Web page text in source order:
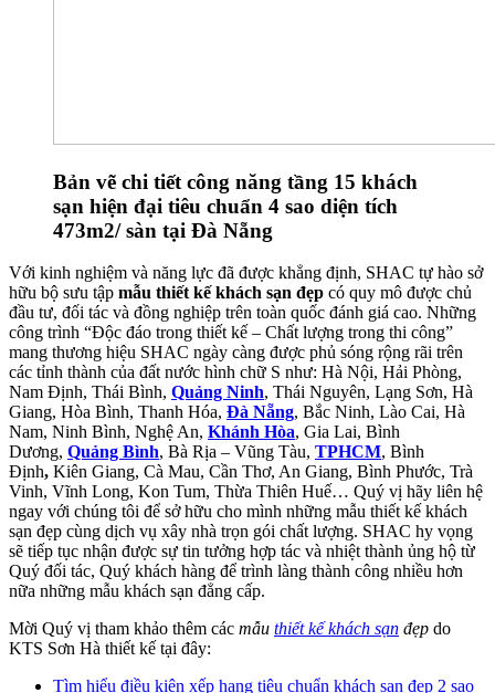
Bản vẽ chi tiết công năng tầng 15 khách
sạn hiện đại tiêu chuẩn 4 sao diện tích
473m2/ sàn tại Đà Nẵng
Với kinh nghiệm và năng lực đã được khẳng định, SHAC tự hào sở
hữu bộ sưu tập mẫu thiết kế khách sạn đẹp có quy mô được chủ
đầu tư, đối tác và đồng nghiệp trên toàn quốc đánh giá cao. Những
công trình “Độc đáo trong thiết kế – Chất lượng trong thi công”
mang thương hiệu SHAC ngày càng được phủ sóng rộng rãi trên
các tỉnh thành của đất nước hình chữ S như: Hà Nội, Hải Phòng,
Nam Định, Thái Bình, Quảng Ninh, Thái Nguyên, Lạng Sơn, Hà
Giang, Hòa Bình, Thanh Hóa, Đà Nẵng, Bắc Ninh, Lào Cai, Hà
Nam, Ninh Bình, Nghệ An, Khánh Hòa, Gia Lai, Bình
Dương, Quảng Bình, Bà Rịa – Vũng Tàu, TPHCM, Bình
Định, Kiên Giang, Cà Mau, Cần Thơ, An Giang, Bình Phước, Trà
Vinh, Vĩnh Long, Kon Tum, Thừa Thiên Huế… Quý vị hãy liên hệ
ngay với chúng tôi để sở hữu cho mình những mẫu thiết kế khách
sạn đẹp cùng dịch vụ xây nhà trọn gói chất lượng. SHAC hy vọng
sẽ tiếp tục nhận được sự tin tưởng hợp tác và nhiệt thành ủng hộ từ
Quý đối tác, Quý khách hàng để trình làng thành công nhiều hơn
nữa những mẫu khách sạn đẳng cấp.
Mời Quý vị tham khảo thêm các mẫu thiết kế khách sạn đẹp do
KTS Sơn Hà thiết kế tại đây:
Tìm hiểu điều kiện xếp hạng tiêu chuẩn khách sạn đẹp 2 sao